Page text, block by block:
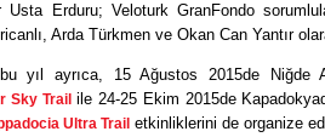
Erduru; Veloturk GranFondo
Arda Türkmen ve Okan Can Yantır
yıl ayrıca, 15 Ağustos 2015de Niğde
Sky Trailile 24-25 Ekim 2015de
Ultra Trail etkinliklerini de organize